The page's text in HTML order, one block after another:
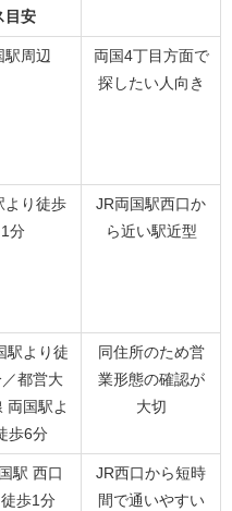
目安
駅周辺
両国4丁目方面で
探したい人向き
より徒歩
1分
JR両国駅西口か
ら近い駅近型
駅より徒
都営大
両国駅よ
歩6分
同住所のため営
業形態の確認が
大切
駅 西口
歩1分
JR西口から短時
間で通いやすい